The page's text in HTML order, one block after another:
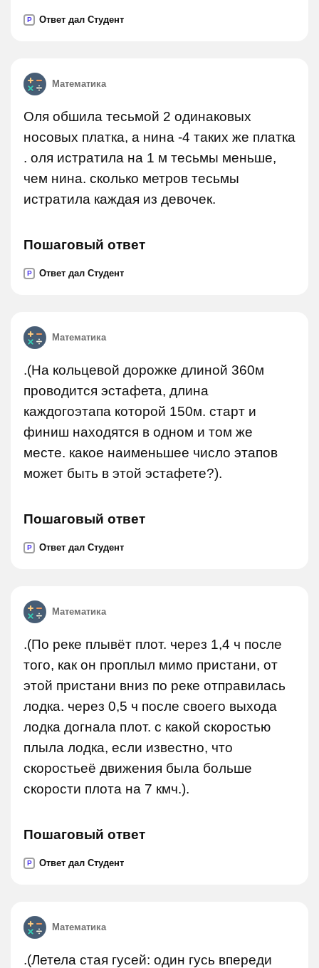
P Ответ дал Студент
Математика
Оля обшила тесьмой 2 одинаковых
носовых платка, а нина -4 таких же платка
. оля истратила на 1 м тесьмы меньше,
чем нина. сколько метров тесьмы
истратила каждая из девочек.
Пошаговый ответ
P Ответ дал Студент
Математика
.(На кольцевой дорожке длиной 360м
проводится эстафета, длина
каждогоэтапа которой 150м. старт и
финиш находятся в одном и том же
месте. какое наименьшее число этапов
может быть в этой эстафете?).
Пошаговый ответ
P Ответ дал Студент
Математика
.(По реке плывёт плот. через 1,4 ч после
того, как он проплыл мимо пристани, от
этой пристани вниз по реке отправилась
лодка. через 0,5 ч после своего выхода
лодка догнала плот. с какой скоростью
плыла лодка, если известно, что
скоростьеё движения была больше
скорости плота на 7 кмч.).
Пошаговый ответ
P Ответ дал Студент
Математика
.(Летела стая гусей: один гусь впереди